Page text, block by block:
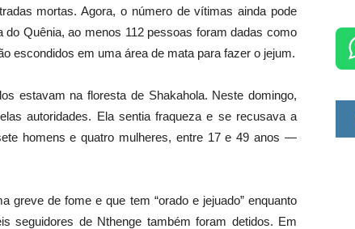
mortas. Agora, o número de vítimas ainda pode
Quênia, ao menos 112 pessoas foram dadas como
escondidos em uma área de mata para fazer o jejum.
estavam na floresta de Shakahola. Neste domingo,
autoridades. Ela sentia fraqueza e se recusava a
homens e quatro mulheres, entre 17 e 49 anos —
greve de fome e que tem “orado e jejuado” enquanto
seguidores de Nthenge também foram detidos. Em